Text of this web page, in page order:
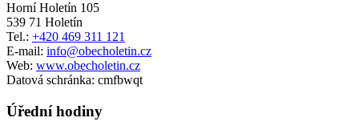
Horní Holetín 105
539 71 Holetín
Tel.: +420 469 311 121
E-mail: info@obecholetin.cz
Web: www.obecholetin.cz
Datová schránka: cmfbwqt
Úřední hodiny